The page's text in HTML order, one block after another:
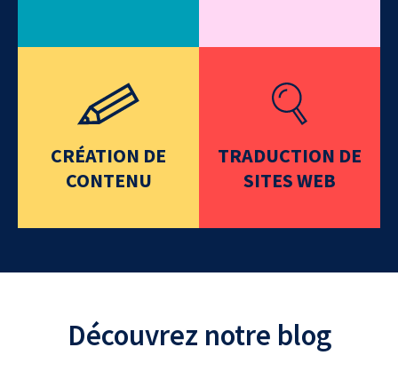
CRÉATION DE
CONTENU
TRADUCTION DE
SITES WEB
Découvrez notre blog